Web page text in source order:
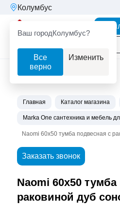
Колумбус
Ваш городКолумбус?
Все
верно
Изменить
Главная Каталог магазина
Marka One сантехника и мебель
Naomi 60х50 тумба подвесная с
Заказать звонок
Naomi 60х50
раковиной дуб